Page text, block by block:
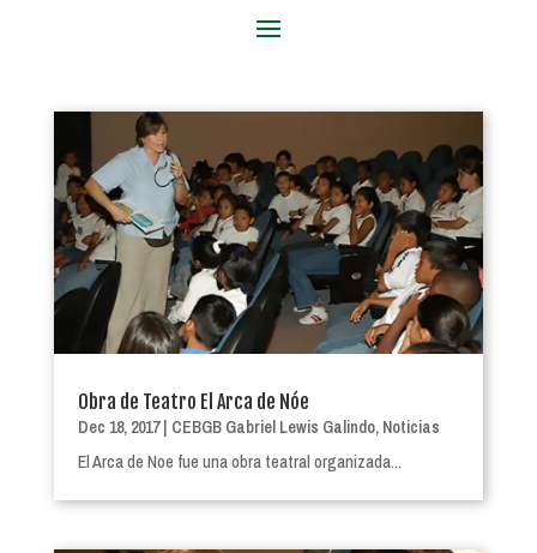
Obra de Teatro El Arca de Nóe
Dec 18, 2017| CEBGB Gabriel Lewis Galindo, Noticias
El Arca de Noe fue una obra teatral organizada...